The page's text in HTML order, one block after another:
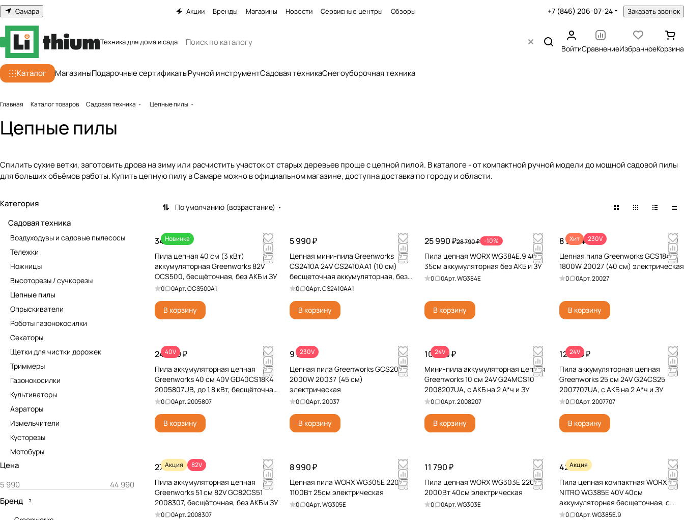
Самара Акции Бренды Магазины Новости Сервисные центры Обзоры +7 (846) 206-07-24 Заказать звонок
Техника для дома и сада
ВойтиСравнениеИзбранноеКорзина
Каталог МагазиныПодарочные сертификатыРучной инструментСадовая техникаСнегоуборочная техника
Главная Каталог товаров Садовая техника Цепные пилы
Цепные пилы
Спилить сухие ветки, заготовить дрова на зиму или расчистить участок от старых деревьев проще с цепной пилой. В каталоге - от компактной ручной модели до мощной садовой пилы
для больших объёмов работы. Купить цепную пилу в Самаре можно в официальном магазине, доступна доставка по городу и области.
По умолчанию (возрастание)
Новинка
34 990 ₽
Пила цепная 40 см (3 кВт)
аккумуляторная Greenworks 82V
OCS500, бесщёточная, без АКБ и ЗУ
0 0Арт.OCS500A1
В корзину
5 990 ₽
Цепная мини-пила Greenworks
CS2410A 24V CS2410AA1 (10 см)
бесщеточная аккумуляторная, без
АКБ и ЗУ
0 0Арт.CS2410AA1
В корзину
25 990 ₽28 790 ₽ -10%
Пила цепная WORX WG384E.9 40V
35см аккумуляторная без АКБ и ЗУ
0 0Арт.WG384E
В корзину
Хит 230V
8 990 ₽
Цепная пила Greenworks GCS1840
1800W 20027 (40 см) электрическая
0 0Арт.20027
В корзину
40V
24 990 ₽
Пила аккумуляторная цепная
Greenworks 40 см 40V GD40CS18K4
2005807UB, до 1,8 кВт, бесщёточная,
c АКБ на 4 А*ч и ЗУ
0 0Арт.2005807
В корзину
230V
9 990 ₽
Цепная пила Greenworks GCS2046
2000W 20037 (45 см)
электрическая
0 0Арт.20037
В корзину
24V
10 990 ₽
Мини-пила аккумуляторная цепная
Greenworks 10 см 24V G24MCS10
2008207UA, с АКБ на 2 А*ч и ЗУ
0 0Арт.2008207
В корзину
24V
12 990 ₽
Пила аккумуляторная цепная
Greenworks 25 см 24V G24CS25
2007707UA, с АКБ на 2 А*ч и ЗУ
0 0Арт.2007707
В корзину
Акция 82V
27 990 ₽
Пила аккумуляторная цепная
Greenworks 51 см 82V GC82CS51
2008307, бесщёточная, без АКБ и ЗУ
0 0Арт.2008307
8 990 ₽
Цепная пила WORX WG305E 220V
1100Вт 25см электрическая
0 0Арт.WG305E
11 790 ₽
Пила цепная WORX WG303E 220V
2000Вт 40см электрическая
0 0Арт.WG303E
Акция
42 790 ₽
Пила цепная компактная WORX
NITRO WG385E 40V 40см
аккумуляторная бесщеточная, с
2хАКБ на 4 А*ч и ЗУ
0 0Арт.WG385E.9
Категория
Садовая техника
Воздуходувы и садовые пылесосы
Тележки
Ножницы
Высоторезы / сучкорезы
Цепные пилы
Опрыскиватели
Роботы газонокосилки
Секаторы
Щетки для чистки дорожек
Триммеры
Газонокосилки
Культиваторы
Аэраторы
Измельчители
Кусторезы
Мотобуры
Цена
Бренд ?